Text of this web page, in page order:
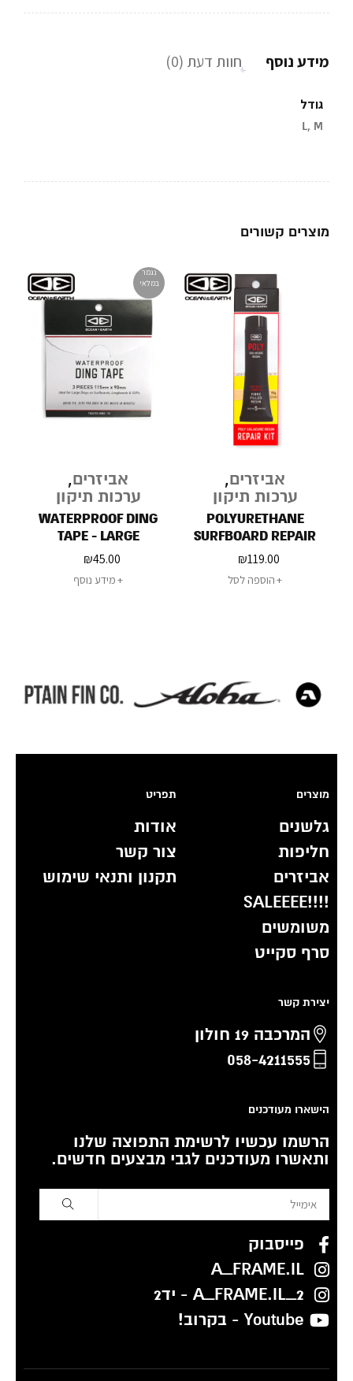
מידע נוסף חוות דעת (0)
גודל
L, M
מוצרים קשורים
נגמר
במלאי
אביזרים,
ערכות תיקון
WATERPROOF DING
TAPE - LARGE
₪45.00
מידע נוסף
אביזרים,
ערכות תיקון
POLYURETHANE
SURFBOARD REPAIR
KIT
₪119.00
הוספה לסל
מוצרים
גלשנים
חליפות
אביזרים
!!!!SALEEEE
משומשים
סרף סקייט
תפריט
אודות
צור קשר
תקנון ותנאי שימוש
יצירת קשר
המרכבה 19 חולון
058-4211555
הישארו מעודכנים
הרשמו עכשיו לרשימת התפוצה שלנו
ותאשרו מעודכנים לגבי מבצעים חדשים.
פייסבוק
A_FRAME.IL
A_FRAME.IL_2 - יד2
Youtube - בקרוב!